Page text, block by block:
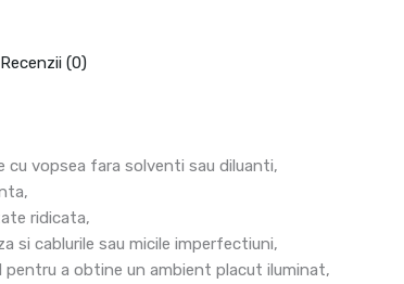
Recenzii (0)
vopsea fara solventi sau diluanti,
ridicata,
si cablurile sau micile imperfectiuni,
a obtine un ambient placut iluminat,